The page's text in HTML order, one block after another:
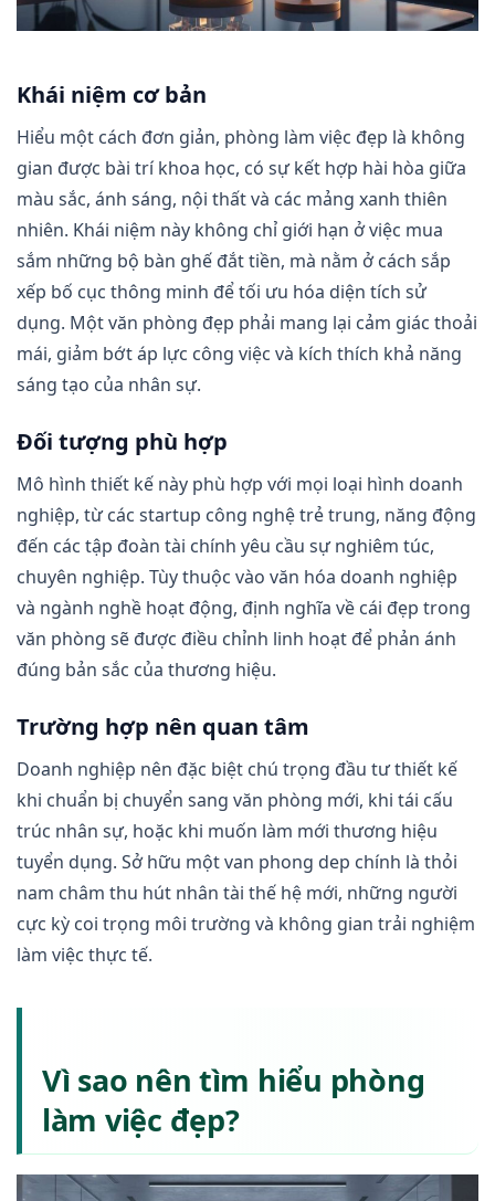
Khái niệm cơ bản
Hiểu một cách đơn giản, phòng làm việc đẹp là không
gian được bài trí khoa học, có sự kết hợp hài hòa giữa
màu sắc, ánh sáng, nội thất và các mảng xanh thiên
nhiên. Khái niệm này không chỉ giới hạn ở việc mua
sắm những bộ bàn ghế đắt tiền, mà nằm ở cách sắp
xếp bố cục thông minh để tối ưu hóa diện tích sử
dụng. Một văn phòng đẹp phải mang lại cảm giác thoải
mái, giảm bớt áp lực công việc và kích thích khả năng
sáng tạo của nhân sự.
Đối tượng phù hợp
Mô hình thiết kế này phù hợp với mọi loại hình doanh
nghiệp, từ các startup công nghệ trẻ trung, năng động
đến các tập đoàn tài chính yêu cầu sự nghiêm túc,
chuyên nghiệp. Tùy thuộc vào văn hóa doanh nghiệp
và ngành nghề hoạt động, định nghĩa về cái đẹp trong
văn phòng sẽ được điều chỉnh linh hoạt để phản ánh
đúng bản sắc của thương hiệu.
Trường hợp nên quan tâm
Doanh nghiệp nên đặc biệt chú trọng đầu tư thiết kế
khi chuẩn bị chuyển sang văn phòng mới, khi tái cấu
trúc nhân sự, hoặc khi muốn làm mới thương hiệu
tuyển dụng. Sở hữu một van phong dep chính là thỏi
nam châm thu hút nhân tài thế hệ mới, những người
cực kỳ coi trọng môi trường và không gian trải nghiệm
làm việc thực tế.
Vì sao nên tìm hiểu phòng
làm việc đẹp?